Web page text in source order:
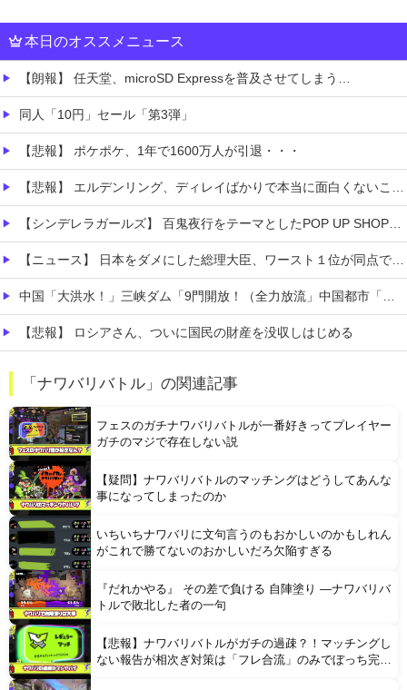
本日のオススメニュース
【朗報】 任天堂、microSD Expressを普及させてしまう…
同人「10円」セール「第3弾」
【悲報】 ポケポケ、1年で1600万人が引退・・・
【悲報】 エルデンリング、ディレイばかりで本当に面白くないこのゲーム←賛同の声が多数…
【シンデレラガールズ】 百鬼夜行をテーマとしたPOP UP SHOPが東京・大阪にて開催
【ニュース】 日本をダメにした総理大臣、ワースト１位が同点でこの人ｗｗｗｗｗｗ
中国「大洪水！」三峡ダム「9門開放！（全力放流」中国都市「三峡沿線の道路水没」中国政府「高速道路封鎖！」中国ダム「緊急放流に合わせて開門（土砂崩れ発生」→
【悲報】 ロシアさん、ついに国民の財産を没収しはじめる
【速報】 京大病院、手術ミスで『正常な脳』を摘出 → 患者は自発呼吸不可能な植物状態に
Powered by livedoor 相互RSS
「ナワバリバトル」の関連記事
フェスのガチナワバリバトルが一番好きってプレイヤー
ガチのマジで存在しない説
【疑問】ナワバリバトルのマッチングはどうしてあんな
事になってしまったのか
いちいちナワバリに文句言うのもおかしいのかもしれん
がこれで勝てないのおかしいだろ欠陥すぎる
『だれかやる』 その差で負ける 自陣塗り —ナワバリバ
トルで敗北した者の一句
【悲報】ナワバリバトルがガチの過疎？！マッチングし
ない報告が相次ぎ対策は「フレ合流」のみでぼっち完全